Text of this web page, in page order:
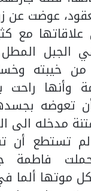
عوضت عن
مع
الجبل المطل
خيبته
وأنها راحت
تعوضه
مدخله الى
لم تستطع أن
فاطمة
موتها ألما